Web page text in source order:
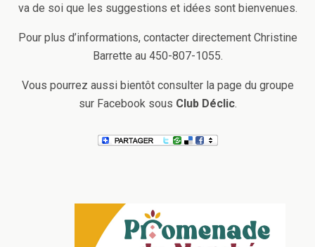
va de soi que les suggestions et idées sont bienvenues.
Pour plus d’informations, contacter directement Christine
Barrette au 450-807-1055.
Vous pourrez aussi bientôt consulter la page du groupe
sur Facebook sous Club Déclic.